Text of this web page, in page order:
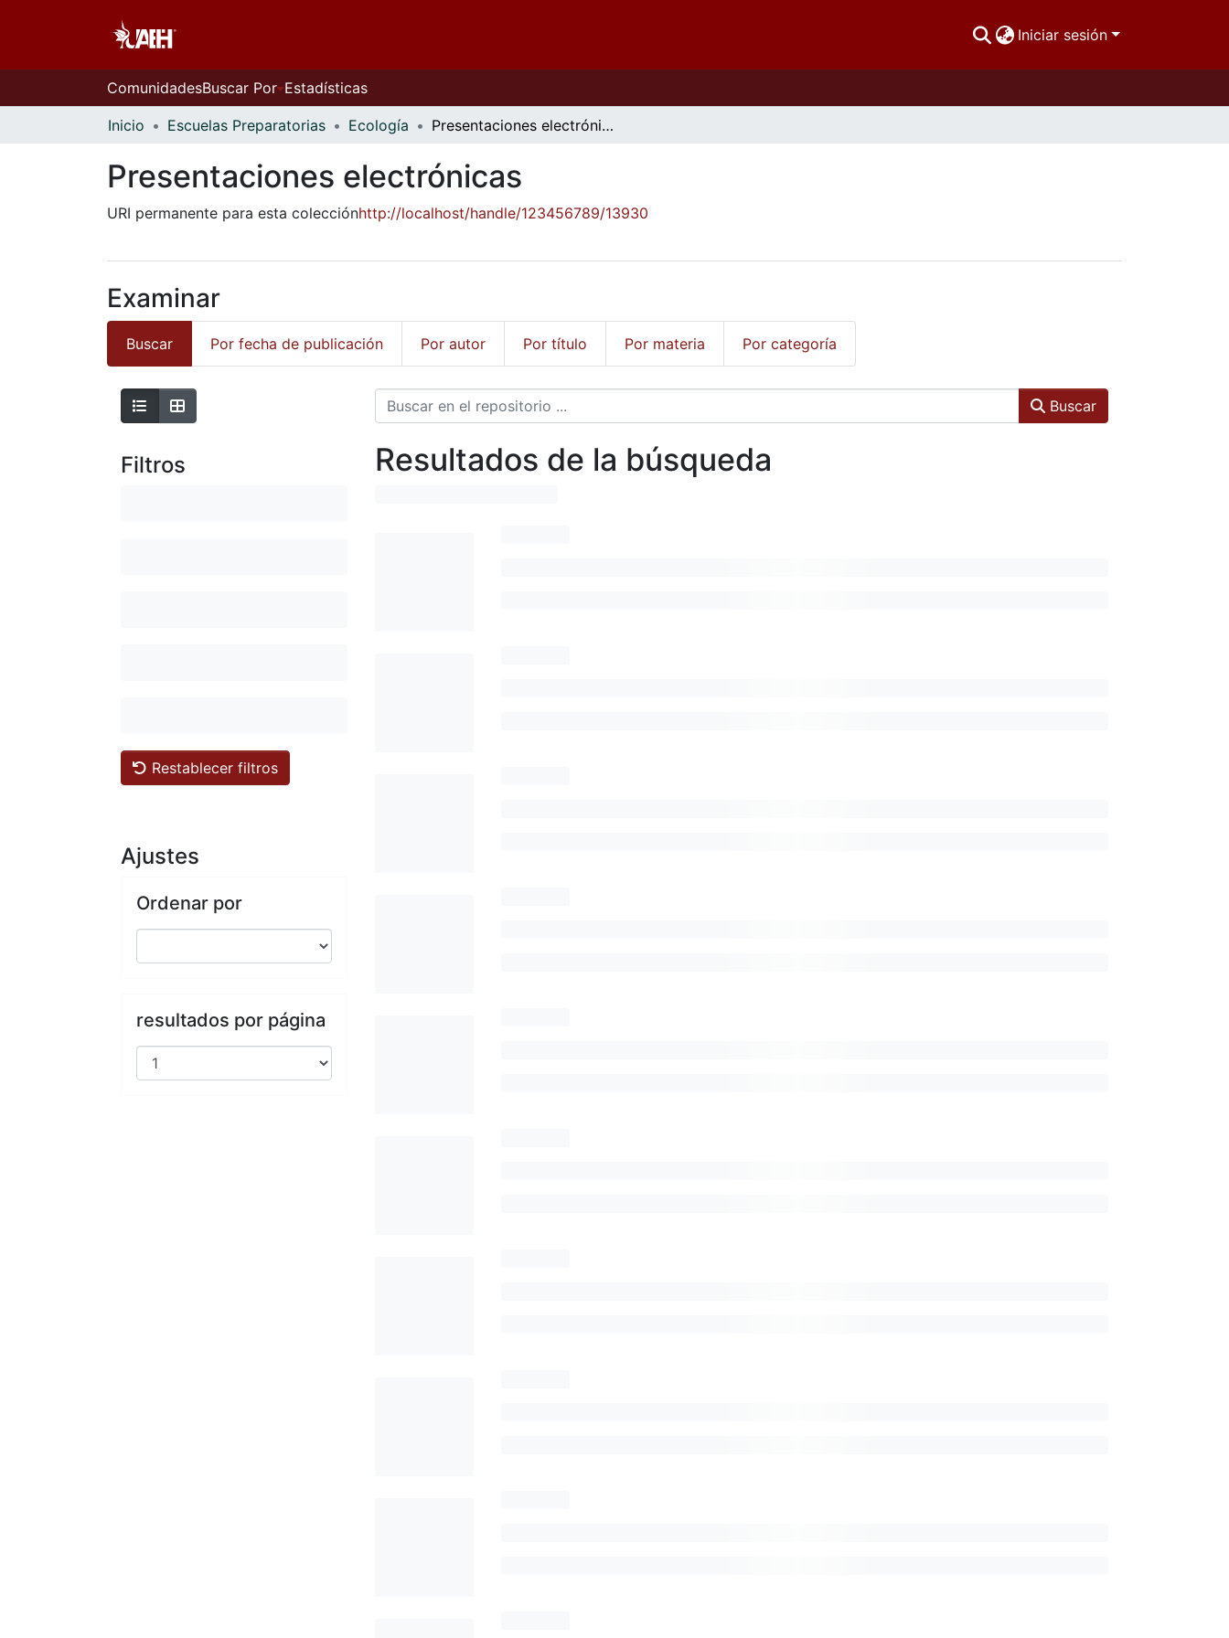
Iniciar sesión
ComunidadesBuscar Por Estadísticas
Inicio Escuelas Preparatorias Ecología Presentaciones electrónicas
Presentaciones electrónicas
URI permanente para esta colecciónhttp://localhost/handle/123456789/13930
Examinar
Buscar Por fecha de publicación Por autor Por título Por materia Por categoría
Filtros
Restablecer filtros
Ajustes
Ordenar por
resultados por página
Buscar
Resultados de la búsqueda